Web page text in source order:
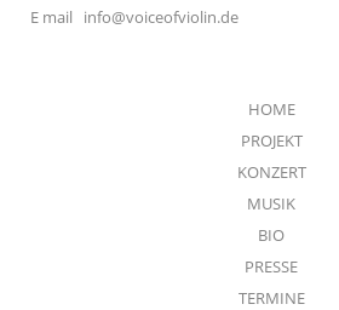
E mail info@voiceofviolin.de
HOME
PROJEKT
KONZERT
MUSIK
BIO
PRESSE
TERMINE